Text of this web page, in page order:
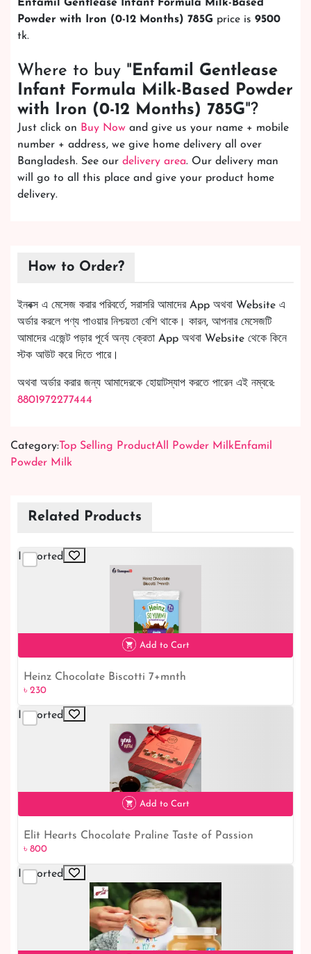
Enfamil Gentlease Infant Formula Milk-Based
Powder with Iron (0-12 Months) 785G price is 9500
tk.
Where to buy " Enfamil Gentlease
Infant Formula Milk-Based Powder
with Iron (0-12 Months) 785G"?
Just click on Buy Now and give us your name + mobile
number + address, we give home delivery all over
Bangladesh. See our delivery area. Our delivery man
will go to all this place and give your product home
delivery.
How to Order?
ইনবক্স এ মেসেজ করার পরিবর্তে, সরাসরি আমাদের App অথবা Website এ
অর্ডার করলে পণ্য পাওয়ার নিশ্চয়তা বেশি থাকে। কারন, আপনার মেসেজটি
আমাদের এজেন্ট পড়ার পূর্বে অন্য ক্রেতা App অথবা Website থেকে কিনে
স্টক আউট করে দিতে পারে।
অথবা অর্ডার করার জন্য আমাদেরকে হোয়াটস্যাপ করতে পারেন এই নম্বরে:
8801972277444
Category: Top Selling ProductAll Powder MilkEnfamil
Powder Milk
Related Products
Imported
৳ 230
Add to Cart
Heinz Chocolate Biscotti 7+mnth
৳ 230
Imported
৳ 800
Add to Cart
Elit Hearts Chocolate Praline Taste of Passion
৳ 800
Imported